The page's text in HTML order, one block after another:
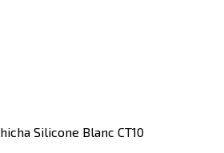
Silicone Blanc CT10